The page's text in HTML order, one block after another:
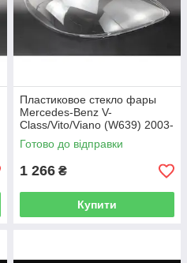
Пластиковое стекло фары
Mercedes-Benz V-
Class/Vito/Viano (W639) 2003-
2010 правое (пассажирское)
Готово до відправки
1 266 ₴
Купити